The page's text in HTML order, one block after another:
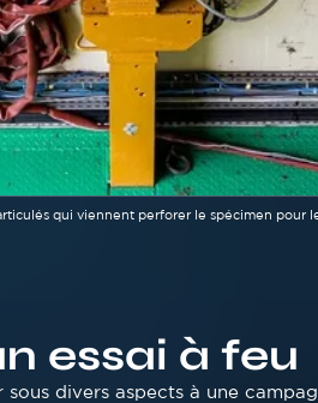
qui viennent perforer le spécimen pour
essai à feu
divers aspects à une